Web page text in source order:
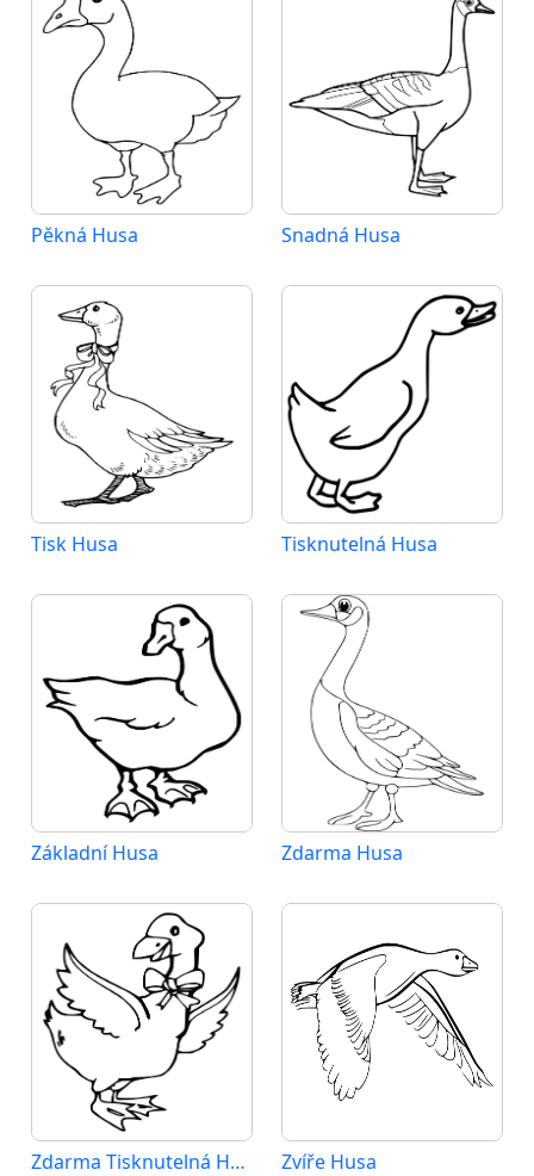
Pěkná Husa Snadná Husa
Tisk Husa Tisknutelná Husa
Základní Husa Zdarma Husa
Zdarma Tisknutelná Husa Zvíře Husa